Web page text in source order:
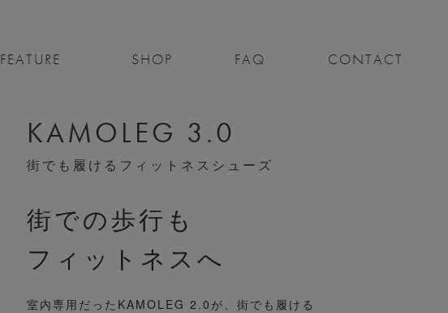
FEATURE SHOP FAQ CONTACT
街でも履けるフィットネスシューズ
KAMOLEG 3.0
街での歩行も
フィットネスへ
室内専用だったKAMOLEG 2.0が、街でも履ける